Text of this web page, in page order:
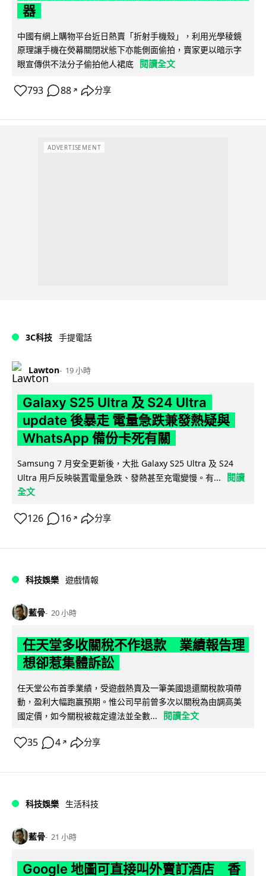
器
中國有網上購物平台近日熱賣「折射手機殼」，利用光學稜鏡
原理讓手機在熒幕關閉狀態下亦能側面偷拍，賣家更以暗示字
眼宣傳供不法分子偷拍他人裙底
閱讀全文
793 88 ↗ 分享
ADVERTISEMENT
3C科技 手提電話
Lawton 19 小時
Galaxy S25 Ultra 及 S24 Ultra
update 後暴走 電量急跌兼發熱疑與
WhatsApp 備份卡死有關
Samsung 7 月安全更新後，大批 Galaxy S25 Ultra 及 S24
Ultra 用戶反映裝置電量急跌、發熱甚至充電變慢。有...
閱讀
全文
126 16 ↗ 分享
科技娛樂 遊戲情報
藍骨 20 小時
任天堂多收關稅不作退款 業績報告理
想卻惹集體訴訟
任天堂公布首季業績，受遊戲熱賣及一筆美國退還關稅款項帶
動，盈利大幅跑贏預期。惟公司早前曾多次以關稅為由調高美
國定價，如今關稅被裁定違法並全數...
閱讀全文
35 4 ↗ 分享
科技娛樂 生活科技
藍骨 21 小時
Google 地圖可直接叫外賣訂酒店 香